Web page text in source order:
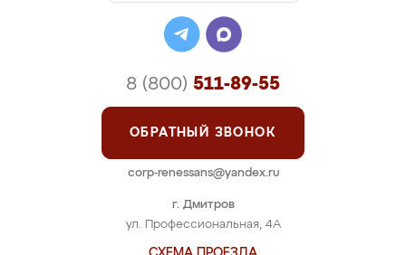
г. Дмитров
ул. Профессиональная, 4А
8 (800) 511-89-55
ОБРАТНЫЙ ЗВОНОК
corp-renessans@yandex.ru